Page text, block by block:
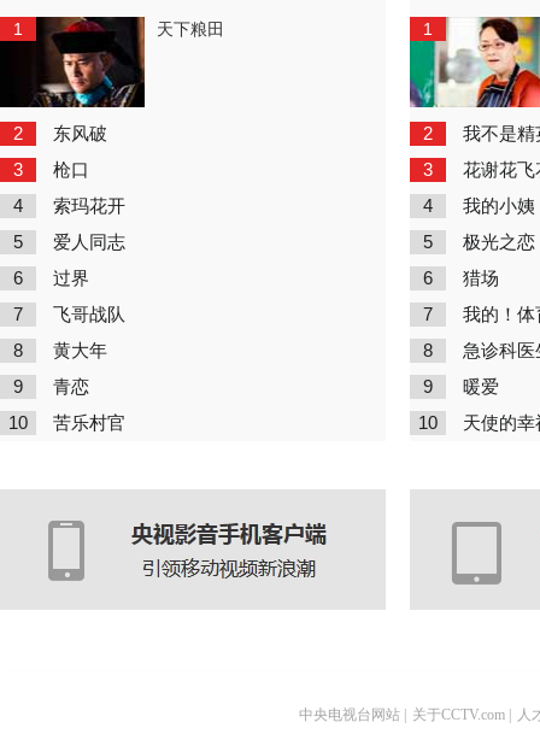
1 天下粮田
2 东风破
3 枪口
4 索玛花开
5 爱人同志
6 过界
7 飞哥战队
8 黄大年
9 青恋
10 苦乐村官
1
2 我不是精
3 花谢花飞
4 我的小姨
5 极光之恋
6 猎场
7 我的！体
8 急诊科医
9 暖爱
10 天使的幸
中央电视台网站 关于CCTV.com 人